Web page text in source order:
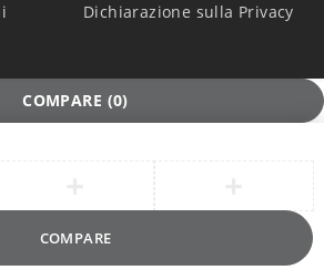
Dichiarazione sulla Privacy
COMPARE (0)
COMPARE